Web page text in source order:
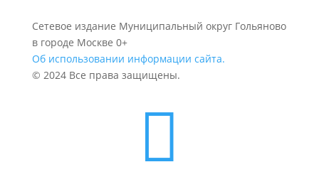
Сетевое издание Муниципальный округ Гольяново
в городе Москве 0+
Об использовании информации сайта.
© 2024 Все права защищены.
